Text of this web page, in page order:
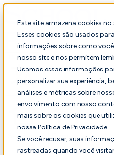
Este site armazena cookies
Esses cookies são usados
informações sobre como
nosso site e nos permitem
Usamos essas informações
personalizar sua experiência,
análises e métricas sobre
envolvimento com nosso
mais sobre os cookies que
nossa Política de Privacidade.
Se você recusar, suas
rastreadas quando você
Português
Selecionado Comparação